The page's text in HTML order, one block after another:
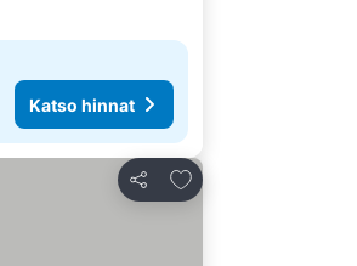
Katso hinnat
Jaa
Lisää suosikkeihin